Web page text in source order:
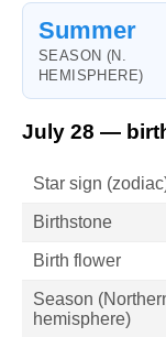
Summer
SEASON (N.
HEMISPHERE)
July 28 —
Star sign
Birthstone
Birth flower
Season
hemisphere)